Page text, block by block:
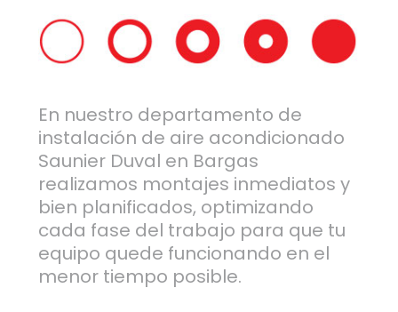
En nuestro departamento de
instalación de aire acondicionado
Saunier Duval en Bargas
realizamos montajes inmediatos y
bien planificados, optimizando
cada fase del trabajo para que tu
equipo quede funcionando en el
menor tiempo posible.